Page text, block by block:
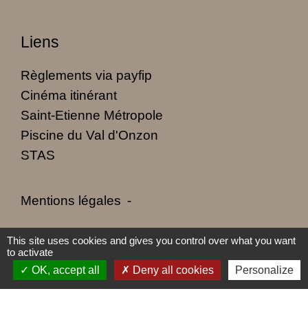
Liens
Règlements via payfip
Cinéma itinérant
Saint-Etienne Métropole
Piscine du Val d'Onzon
STAS
Mentions légales -
Politique de confidentialité - Accessibilité -
Plan du site - Gestion des cookies
This site uses cookies and gives you control over what you want
to activate
OK, accept all
Deny all cookies Personalize